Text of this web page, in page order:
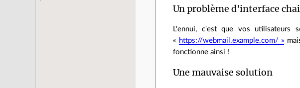
Un problème d'interface
L'ennui, c'est que vos utilisateurs
« https://webmail.example.com/ »
fonctionne ainsi !
Une mauvaise solution